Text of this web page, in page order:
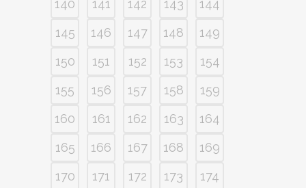
140
141 142 143
144
145
146 147 148
149
150
151 152 153
154
155
156 157 158
159
160
161 162 163
164
165
166 167 168
169
170
171 172 173
174